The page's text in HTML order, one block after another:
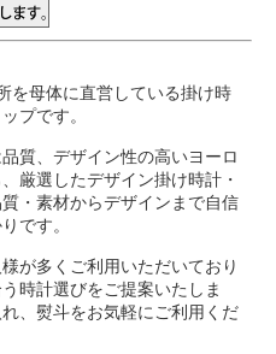
を母体に直営している掛け時
プです。
質、デザイン性の高いヨーロ
厳選したデザイン掛け時計・
・素材からデザインまで自信
です。
が多くご利用いただいており
時計選びをご提案いたしま
、熨斗をお気軽にご利用くだ